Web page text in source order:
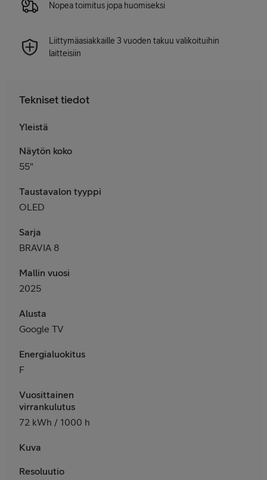
Nopea toimitus jopa huomiseksi
Liittymäasiakkaille 3 vuoden takuu valikoituihin
laitteisiin
Tekniset tiedot
Yleistä
Näytön koko
55"
Taustavalon tyyppi
OLED
Sarja
BRAVIA 8
Mallin vuosi
2025
Alusta
Google TV
Energialuokitus
F
Vuosittainen
virrankulutus
72 kWh / 1000 h
Kuva
Resoluutio